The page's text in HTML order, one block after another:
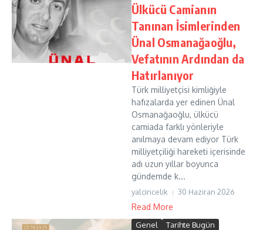
Ülkücü Camianın
Tanınan İsimlerinden
Ünal Osmanağaoğlu,
Vefatının Ardından da
Hatırlanıyor
Türk milliyetçisi kimliğiyle
hafızalarda yer edinen Ünal
Osmanağaoğlu, ülkücü
camiada farklı yönleriyle
anılmaya devam ediyor Türk
milliyetçiliği hareketi içerisinde
adı uzun yıllar boyunca
gündemde k...
yalcincelik 30 Haziran 2026
Read More
Genel Tarihte Bugün